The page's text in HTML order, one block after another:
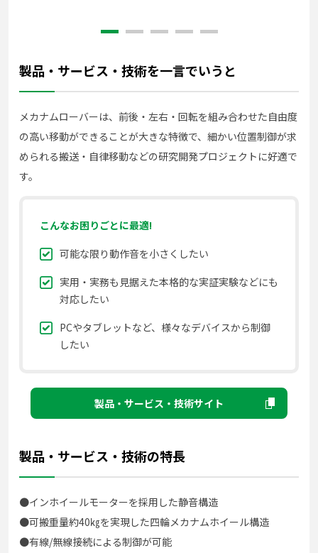
製品・サービス・技術を一言でいうと
メカナムローバーは、前後・左右・回転を組み合わせた自由度
の高い移動ができることが大きな特徴で、細かい位置制御が求
められる搬送・自律移動などの研究開発プロジェクトに好適で
す。
こんなお困りごとに最適!
可能な限り動作音を小さくしたい
実用・実務も見据えた本格的な実証実験などにも
対応したい
PCやタブレットなど、様々なデバイスから制御
したい
製品・サービス・技術サイト
製品・サービス・技術の特長
●インホイールモーターを採用した静音構造
●可搬重量約40㎏を実現した四輪メカナムホイール構造
●有線/無線接続による制御が可能